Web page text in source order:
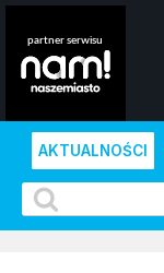
AKTUALNOŚCI